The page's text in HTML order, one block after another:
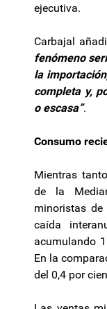
ejecutiva.
Carbajal
fenómeno
la
completa y,
o escasa”.
Consumo
Mientras
de la
minoristas
caída
acumulando
En la
del 0,4 por